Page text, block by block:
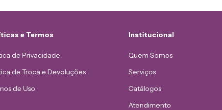
e Termos
de Privacidade
de Troca e Devoluções
de Uso
Institucional
Quem Somos
Serviços
Catálogos
Atendimento